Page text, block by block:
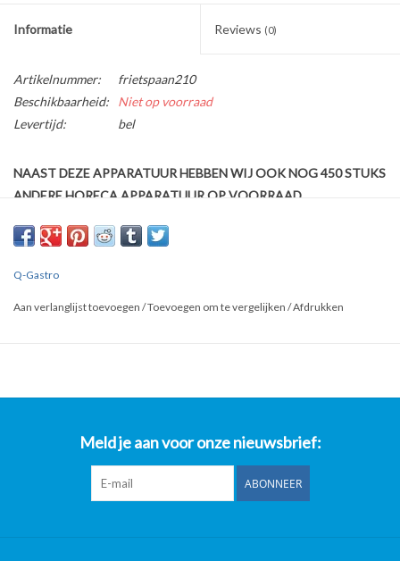
Informatie Reviews (0)
Artikelnummer:
frietspaan210
Beschikbaarheid:
Niet op voorraad
Levertijd:
bel
NAAST DEZE APPARATUUR HEBBEN WIJ OOK NOG 450 STUKS
ANDERE HORECA APPARATUUR OP VOORRAAD
Wij bieden aan:
Perfecta Hegro Hakto Bakwanden/Friteuse (NIEUW!!)
210mm ‚¬37,50 (excl. 21 % BTW)
Q-Gastro
Aan verlanglijst toevoegen /Toevoegen om te vergelijken /Afdrukken
Meld je aan voor onze nieuwsbrief:
ABONNEER